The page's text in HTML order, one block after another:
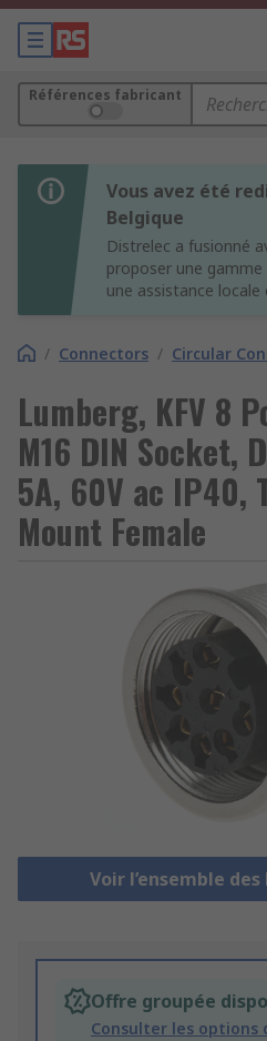
Références fabricant
Vous avez été
Belgique
Distrelec a fusionné
proposer une
une assistance
/ Connectors / Circular
Lumberg, KFV 8
M16 DIN Socket,
5A, 60V ac IP40,
Mount Female
Voir l’ensemble
Offre groupée
Consulter les options